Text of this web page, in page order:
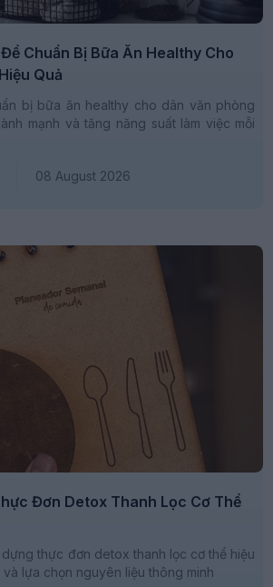
Chuẩn Bị Bữa Ăn Healthy Cho
Quả
bị bữa ăn healthy cho dân văn phòng
mạnh và tăng năng suất làm việc mỗi
08 August 2026
Đơn Detox Thanh Lọc Cơ Thể
thực đơn detox thanh lọc cơ thể hiệu
lựa chọn nguyên liệu thông minh